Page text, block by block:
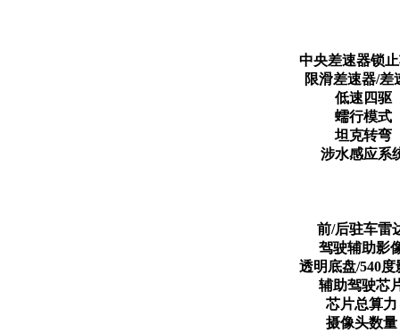
中央差速器锁
限滑差速器/差
低速四驱
蠕行模式
坦克转弯
涉水感应系
前/后驻车雷
驾驶辅助影
透明底盘/540度
辅助驾驶芯
芯片总算力
摄像头数量